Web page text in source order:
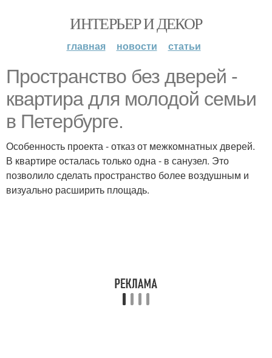
ИНТЕРЬЕР И ДЕКОР
главная новости статьи
Пространство без дверей -
квартира для молодой семьи
в Петербурге.
Особенность проекта - отказ от межкомнатных дверей.
В квартире осталась только одна - в санузел. Это
позволило сделать пространство более воздушным и
визуально расширить площадь.